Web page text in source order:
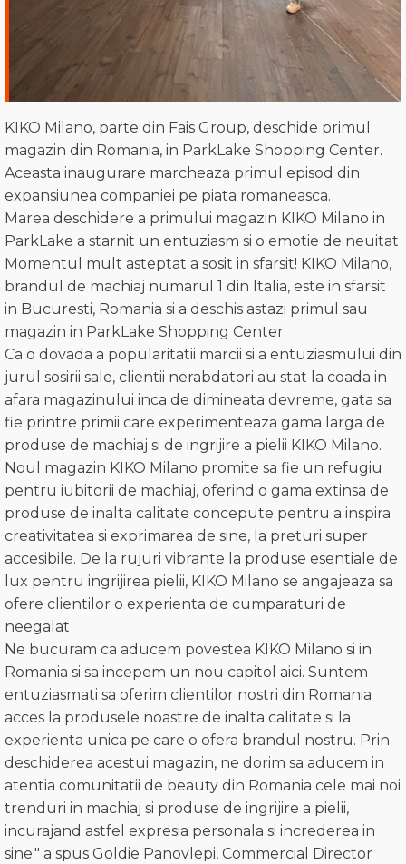
KIKO Milano, parte din Fais Group, deschide primul
magazin din Romania, in ParkLake Shopping Center.
Aceasta inaugurare marcheaza primul episod din
expansiunea companiei pe piata romaneasca.
Marea deschidere a primului magazin KIKO Milano in
ParkLake a starnit un entuziasm si o emotie de neuitat
Momentul mult asteptat a sosit in sfarsit! KIKO Milano,
brandul de machiaj numarul 1 din Italia, este in sfarsit
in Bucuresti, Romania si a deschis astazi primul sau
magazin in ParkLake Shopping Center.
Ca o dovada a popularitatii marcii si a entuziasmului din
jurul sosirii sale, clientii nerabdatori au stat la coada in
afara magazinului inca de dimineata devreme, gata sa
fie printre primii care experimenteaza gama larga de
produse de machiaj si de ingrijire a pielii KIKO Milano.
Noul magazin KIKO Milano promite sa fie un refugiu
pentru iubitorii de machiaj, oferind o gama extinsa de
produse de inalta calitate concepute pentru a inspira
creativitatea si exprimarea de sine, la preturi super
accesibile. De la rujuri vibrante la produse esentiale de
lux pentru ingrijirea pielii, KIKO Milano se angajeaza sa
ofere clientilor o experienta de cumparaturi de
neegalat
Ne bucuram ca aducem povestea KIKO Milano si in
Romania si sa incepem un nou capitol aici. Suntem
entuziasmati sa oferim clientilor nostri din Romania
acces la produsele noastre de inalta calitate si la
experienta unica pe care o ofera brandul nostru. Prin
deschiderea acestui magazin, ne dorim sa aducem in
atentia comunitatii de beauty din Romania cele mai noi
trenduri in machiaj si produse de ingrijire a pielii,
incurajand astfel expresia personala si increderea in
sine." a spus Goldie Panovlepi, Commercial Director